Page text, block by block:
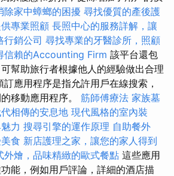
除家中蟑螂的困擾 尋找優質的產後護
專業照顧 長照中心的服務詳解，讓
行銷公司 尋找專業的牙醫診所，照顧
信賴的Accounting Firm 該平台還包
幫助旅行者根據他人的經驗做出合理
應用程序是指允許用戶在線搜索，
移動應用程序。 筋師傅療法 家族墓
相傳的安息地 現代風格的室內裝
力 搜尋引擎的運作原理 自助餐外
食 新店護理之家，讓您的家人得到
外燴，品味精緻的歐式餐點 這些應用
能，例如用戶評論，詳細的酒店描